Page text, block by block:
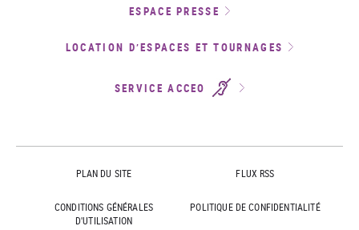
ESPACE PRESSE
LOCATION D’ESPACES ET TOURNAGES
SERVICE ACCEO
PLAN DU SITE FLUX RSS
CONDITIONS GÉNÉRALES
D'UTILISATION
POLITIQUE DE CONFIDENTIALITÉ